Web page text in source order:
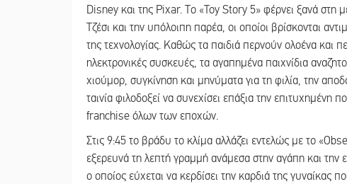
Disney και της Pixar. Το «Toy Story 5» φέρνει ξανά στη
Τζέσι και την υπόλοιπη παρέα, οι οποίοι βρίσκονται
της τεχνολογίας. Καθώς τα παιδιά περνούν ολοένα και
ηλεκτρονικές συσκευές, τα αγαπημένα παιχνίδια
χιούμορ, συγκίνηση και μηνύματα για τη φιλία, την
ταινία φιλοδοξεί να συνεχίσει επάξια την
franchise όλων των εποχών.
Στις 9:45 το βράδυ το κλίμα αλλάζει εντελώς με το
εξερευνά τη λεπτή γραμμή ανάμεσα στην αγάπη και
ο οποίος εύχεται να κερδίσει την καρδιά της γυναίκας